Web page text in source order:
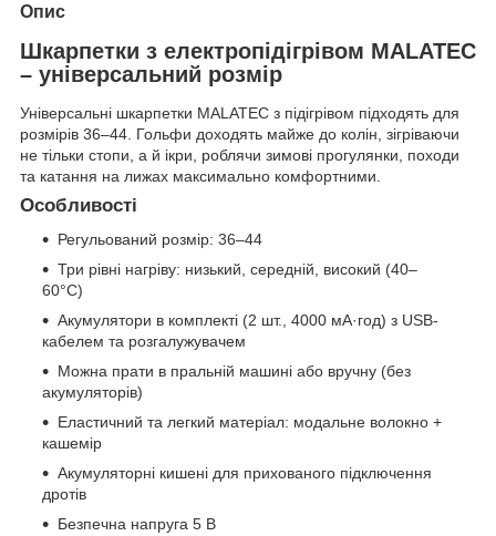
Опис
Шкарпетки з електропідігрівом MALATEC
– універсальний розмір
Універсальні шкарпетки MALATEC з підігрівом підходять для
розмірів 36–44. Гольфи доходять майже до колін, зігріваючи
не тільки стопи, а й ікри, роблячи зимові прогулянки, походи
та катання на лижах максимально комфортними.
Особливості
Регульований розмір: 36–44
Три рівні нагріву: низький, середній, високий (40–
60°C)
Акумулятори в комплекті (2 шт., 4000 мА·год) з USB-
кабелем та розгалужувачем
Можна прати в пральній машині або вручну (без
акумуляторів)
Еластичний та легкий матеріал: модальне волокно +
кашемір
Акумуляторні кишені для прихованого підключення
дротів
Безпечна напруга 5 В